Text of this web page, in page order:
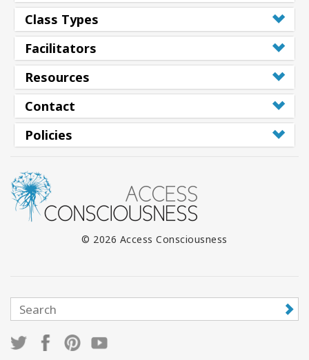
Class Types
Facilitators
Resources
Contact
Policies
© 2026 Access Consciousness